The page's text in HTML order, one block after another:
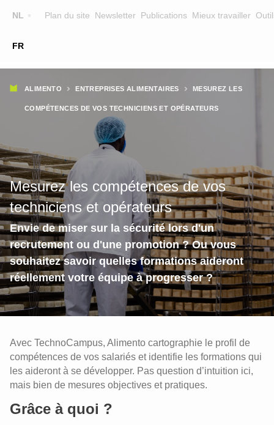
NL
FR
Plan du site Newsletter Publications Mieux travailler
Main
navigation
EQUIPE
CONTACT
Fil
d'Ariane
ALIMENTO ENTREPRISES ALIMENTAIRES MESUREZ LES
COMPÉTENCES DE VOS TECHNICIENS ET OPÉRATEURS
Mesurez les compétences de vos
techniciens et opérateurs
Envie de miser sur la sécurité lors d'un
recrutement ou d'une promotion ? Ou vous
souhaitez savoir quelles formations aideront
réellement votre équipe à progresser ?
Avec TechnoCampus, Alimento cartographie le profil de
compétences de vos salariés et identifie les formations qui
les aideront à se développer. Pas question d’intuition ici,
mais bien de mesures objectives et pratiques.
Grâce à quoi ?